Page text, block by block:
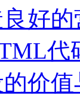
好
代
价